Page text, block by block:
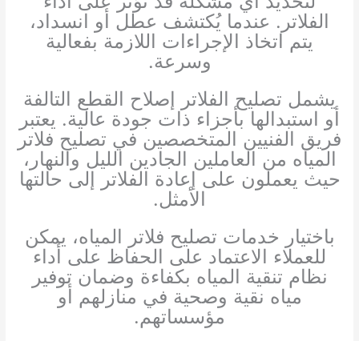
الفلاتر. عندما يُكتشف عطل أو انسداد،
يتم اتخاذ الإجراءات اللازمة بفعالية
وسرعة.
يشمل تصليح الفلاتر إصلاح القطع التالفة
أو استبدالها بأجزاء ذات جودة عالية. يعتبر
فريق الفنيين المتخصصين في تصليح فلاتر
المياه من العاملين الجادين الليل والنهار،
حيث يعملون على إعادة الفلاتر إلى حالتها
الأمثل.
باختيار خدمات تصليح فلاتر المياه، يمكن
للعملاء الاعتماد على الحفاظ على أداء
نظام تنقية المياه بكفاءة وضمان توفير
مياه نقية وصحية في منازلهم أو
مؤسساتهم.